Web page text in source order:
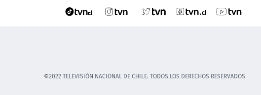
©2022 TELEVISIÓN NACIONAL DE CHILE. TODOS LOS DERECHOS RESERVADOS